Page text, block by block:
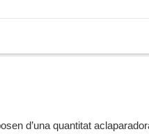
d’una quantitat